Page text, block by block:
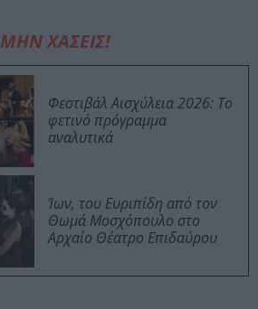
ΜΗΝ ΧΑΣΕΙΣ!
Φεστιβάλ Αισχύλεια 2026: Το
φετινό πρόγραμμα
αναλυτικά
Ίων, του Ευριπίδη από τον
Θωμά Μοσχόπουλο στο
Αρχαίο Θέατρο Επιδαύρου